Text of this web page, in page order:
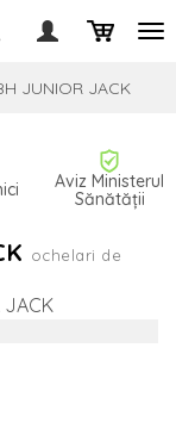
JUNIOR JACK
Aviz Ministerul
Sănătății
ochelari de